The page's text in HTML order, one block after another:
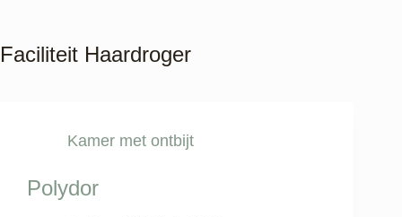
Faciliteit Haardroger
Kamer met ontbijt
Polydor